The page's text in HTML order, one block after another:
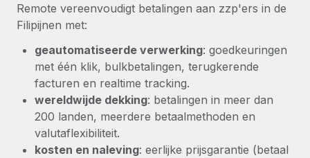
Remote vereenvoudigt betalingen aan zzp'ers in de
Filipijnen met:
geautomatiseerde verwerking: goedkeuringen
met één klik, bulkbetalingen, terugkerende
facturen en realtime tracking.
wereldwijde dekking: betalingen in meer dan
200 landen, meerdere betaalmethoden en
valutaflexibiliteit.
kosten en naleving: eerlijke prijsgarantie (betaal